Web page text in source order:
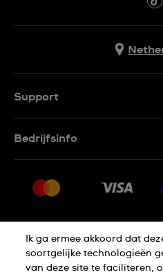
Support
Retouren
Verkoopvoorwaarden
Annulering van de
Bedrijfsinfo
Vacatures
Thuiswinkel certificaat
Ik ga ermee akkoord dat
soortgelijke technologieën
van deze site te faciliteren,